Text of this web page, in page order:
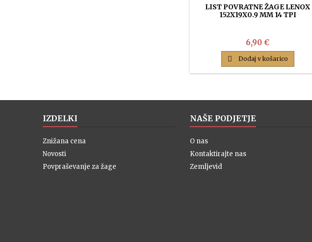
LIST POVRATNE ŽAGE LENOX
152X19X0.9 MM 14 TPI
Cena
6,90 €
 Dodaj v košarico
IZDELKI
Znižana cena
Novosti
Povpraševanje za žage
NAŠE PODJETJE
O nas
Kontaktirajte nas
Zemljevid